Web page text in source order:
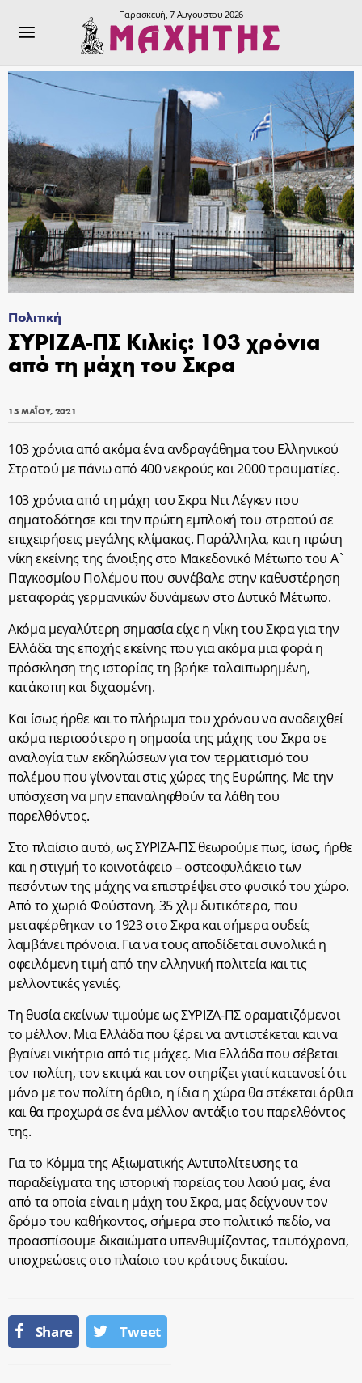
Παρασκευή, 7 Αυγούστου 2026
Πολιτική
ΣΥΡΙΖΑ-ΠΣ Κιλκίς: 103 χρόνια
από τη μάχη του Σκρα
15 ΜΑΪ́ΟΥ, 2021
103 χρόνια από ακόμα ένα ανδραγάθημα του Ελληνικού
Στρατού με πάνω από 400 νεκρούς και 2000 τραυματίες.
103 χρόνια από τη μάχη του Σκρα Ντι Λέγκεν που
σηματοδότησε και την πρώτη εμπλοκή του στρατού σε
επιχειρήσεις μεγάλης κλίμακας. Παράλληλα, και η πρώτη
νίκη εκείνης της άνοιξης στο Μακεδονικό Μέτωπο του Α`
Παγκοσμίου Πολέμου που συνέβαλε στην καθυστέρηση
μεταφοράς γερμανικών δυνάμεων στο Δυτικό Μέτωπο.
Ακόμα μεγαλύτερη σημασία είχε η νίκη του Σκρα για την
Ελλάδα της εποχής εκείνης που για ακόμα μια φορά η
πρόσκληση της ιστορίας τη βρήκε ταλαιπωρημένη,
κατάκοπη και διχασμένη.
Και ίσως ήρθε και το πλήρωμα του χρόνου να αναδειχθεί
ακόμα περισσότερο η σημασία της μάχης του Σκρα σε
αναλογία των εκδηλώσεων για τον τερματισμό του
πολέμου που γίνονται στις χώρες της Ευρώπης. Με την
υπόσχεση να μην επαναληφθούν τα λάθη του
παρελθόντος.
Στο πλαίσιο αυτό, ως ΣΥΡΙΖΑ-ΠΣ θεωρούμε πως, ίσως, ήρθε
και η στιγμή το κοινοτάφειο – οστεοφυλάκειο των
πεσόντων της μάχης να επιστρέψει στο φυσικό του χώρο.
Από το χωριό Φούστανη, 35 χλμ δυτικότερα, που
μεταφέρθηκαν το 1923 στο Σκρα και σήμερα ουδείς
λαμβάνει πρόνοια. Για να τους αποδίδεται συνολικά η
οφειλόμενη τιμή από την ελληνική πολιτεία και τις
μελλοντικές γενιές.
Τη θυσία εκείνων τιμούμε ως ΣΥΡΙΖΑ-ΠΣ οραματιζόμενοι
το μέλλον. Μια Ελλάδα που ξέρει να αντιστέκεται και να
βγαίνει νικήτρια από τις μάχες. Μια Ελλάδα που σέβεται
τον πολίτη, τον εκτιμά και τον στηρίζει γιατί κατανοεί ότι
μόνο με τον πολίτη όρθιο, η ίδια η χώρα θα στέκεται όρθια
και θα προχωρά σε ένα μέλλον αντάξιο του παρελθόντος
της.
Για το Κόμμα της Αξιωματικής Αντιπολίτευσης τα
παραδείγματα της ιστορική πορείας του λαού μας, ένα
από τα οποία είναι η μάχη του Σκρα, μας δείχνουν τον
δρόμο του καθήκοντος, σήμερα στο πολιτικό πεδίο, να
προασπίσουμε δικαιώματα υπενθυμίζοντας, ταυτόχρονα,
υποχρεώσεις στο πλαίσιο του κράτους δικαίου.
Share Tweet